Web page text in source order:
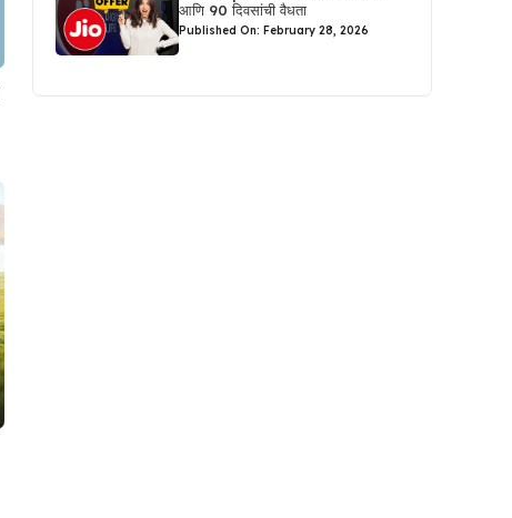
आणि 90 दिवसांची वैधता
Published On: February 28, 2026